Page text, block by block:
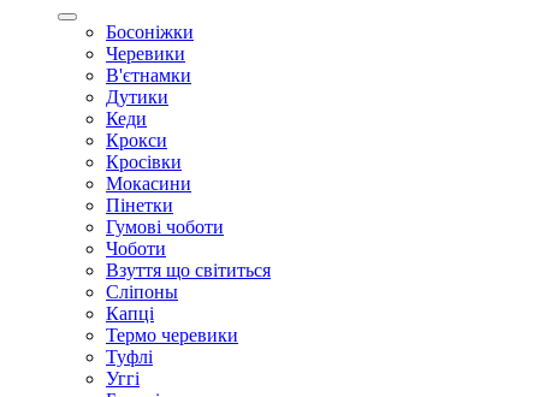
Босоніжки
Черевики
В'єтнамки
Дутики
Кеди
Крокси
Кросівки
Мокасини
Пінетки
Гумові чоботи
Чоботи
Взуття що світиться
Сліпоны
Капці
Термо черевики
Туфлі
Уггі